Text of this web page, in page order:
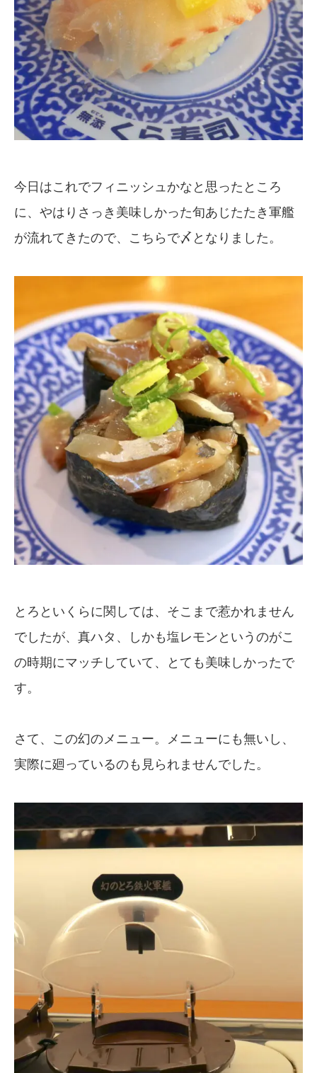
今日はこれでフィニッシュかなと思ったところ
に、やはりさっき美味しかった旬あじたたき軍艦
が流れてきたので、こちらで〆となりました。
とろといくらに関しては、そこまで惹かれません
でしたが、真ハタ、しかも塩レモンというのがこ
の時期にマッチしていて、とても美味しかったで
す。
さて、この幻のメニュー。メニューにも無いし、
実際に廻っているのも見られませんでした。